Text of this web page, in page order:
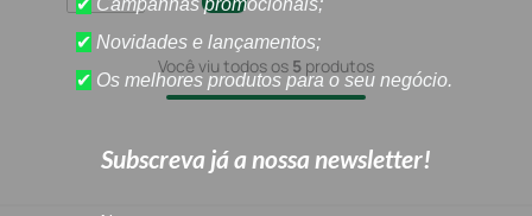
Você viu todos os 5 produtos